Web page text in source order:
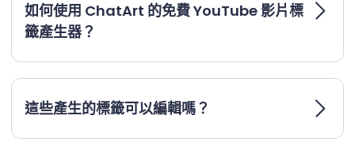
如何使用 ChatArt 的免費 YouTube 影片標
籤產生器？
這些產生的標籤可以編輯嗎？